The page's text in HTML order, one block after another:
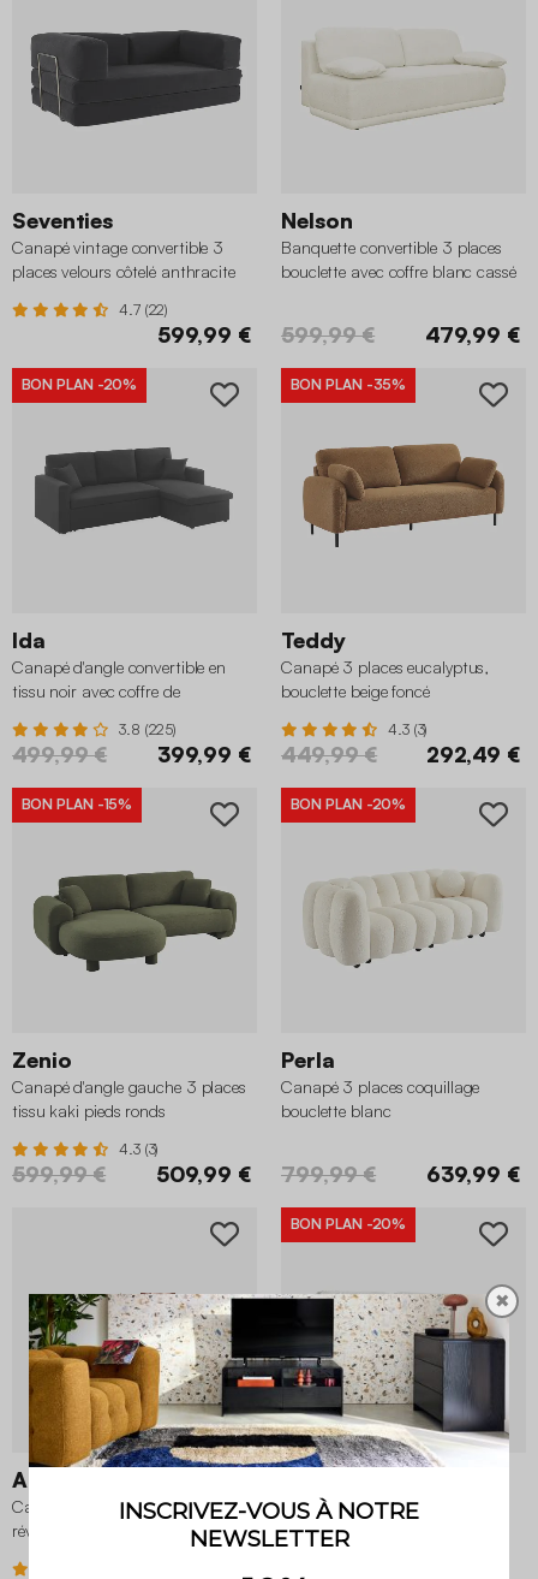
Seventies
Canapé vintage convertible 3
places velours côtelé anthracite
4.7 (22)
599,99 €
Nelson
Banquette convertible 3 places
bouclette avec coffre blanc cassé
599,99 € 479,99 €
BON PLAN -20%
Ida
Canapé d'angle convertible en
tissu noir avec coffre de
3.8 (225)
499,99 € 399,99 €
BON PLAN -35%
Teddy
Canapé 3 places eucalyptus,
bouclette beige foncé
4.3 (3)
449,99 € 292,49 €
BON PLAN -15%
Zenio
Canapé d'angle gauche 3 places
tissu kaki pieds ronds
4.3 (3)
599,99 € 509,99 €
BON PLAN -20%
Perla
Canapé 3 places coquillage
bouclette blanc
799,99 € 639,99 €
Almo
Canapé d'angle convertible
réversible 3 places velours côtelé
BON PLAN -20%
Banquette convertible 3 places
velours côtelé gris clair coffre de
✖